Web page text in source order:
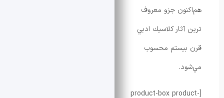
جزو معروف
كلاسيك ادبي
محسوب
[product-box